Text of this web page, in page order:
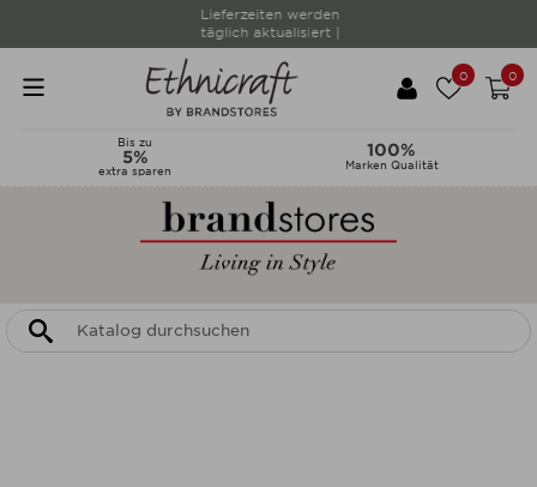
Lieferzeiten werden
täglich aktualisiert |
0 0
Bis zu
5%
extra sparen
100%
Marken Qualität